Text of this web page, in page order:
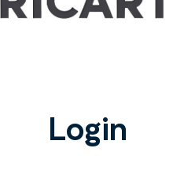
Login